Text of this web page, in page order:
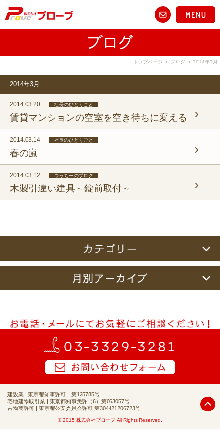
トップページ > ブログ > 2014年3月
2014年3月
賃貸マンションの空室を空き待ちに変える
社長のひとりごと
2014.03.20
春の嵐
社長のひとりごと
2014.03.14
木製引違い建具～錠前取付～
つっちーのブログ
2014.03.12
建設業 | 東京都知事許可 第125785号
宅地建物取引業 | 東京都知事免許（6）第063057号
古物商許可 | 東京都公安委員会許可 第304421206723号
© 2015 株式会社プローブ All Rights Reserved.